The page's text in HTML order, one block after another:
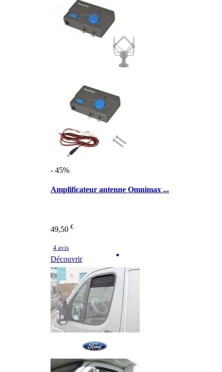
- 45%
Amplificateur antenne Omnimax ...
49,50 €
4 avis
Découvrir